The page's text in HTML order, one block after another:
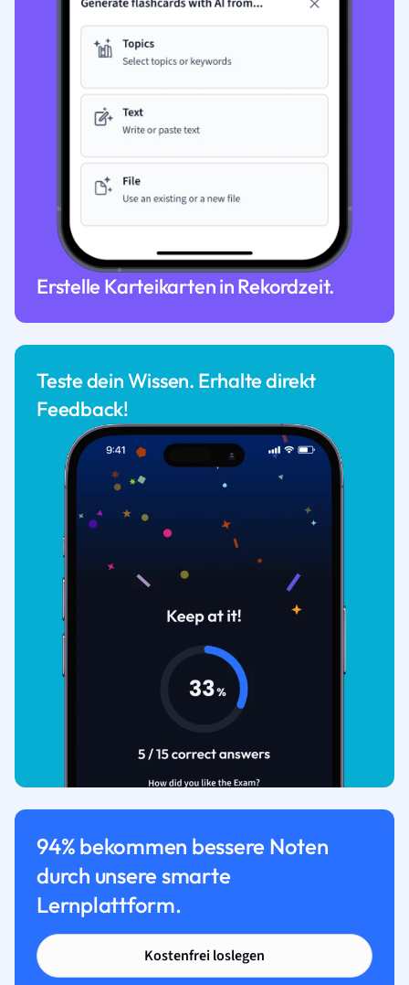
Erstelle Karteikarten in Rekordzeit.
Teste dein Wissen. Erhalte direkt
Feedback!
94% bekommen bessere Noten
durch unsere smarte
Lernplattform.
Kostenfrei loslegen